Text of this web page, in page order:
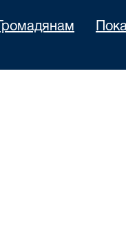
Громадянам